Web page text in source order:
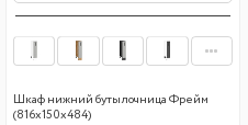
Шкаф нижний бутылочница Фрейм
(816х150х484)